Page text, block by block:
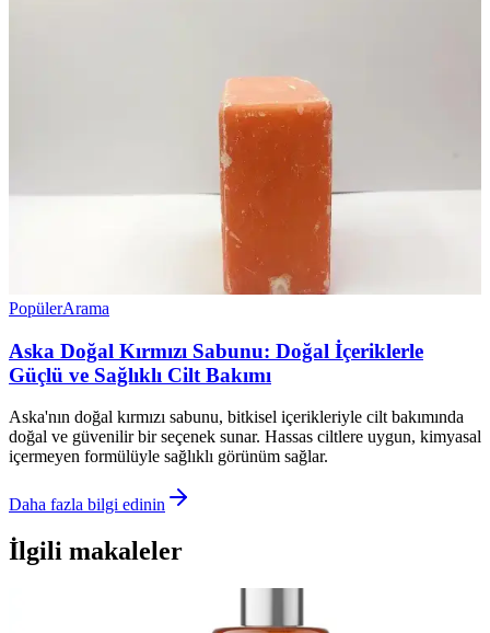
PopülerArama
Aska Doğal Kırmızı Sabunu: Doğal İçeriklerle
Güçlü ve Sağlıklı Cilt Bakımı
Aska'nın doğal kırmızı sabunu, bitkisel içerikleriyle cilt bakımında
doğal ve güvenilir bir seçenek sunar. Hassas ciltlere uygun, kimyasal
içermeyen formülüyle sağlıklı görünüm sağlar.
Daha fazla bilgi edinin
İlgili makaleler